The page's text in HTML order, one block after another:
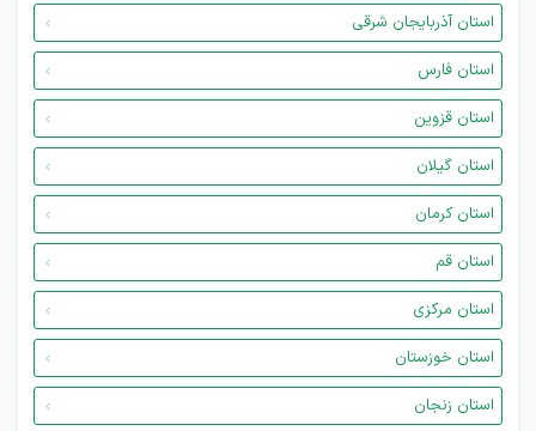
استان آذربایجان شرقی
استان فارس
استان قزوین
استان گیلان
استان کرمان
استان قم
استان مرکزی
استان خوزستان
استان زنجان